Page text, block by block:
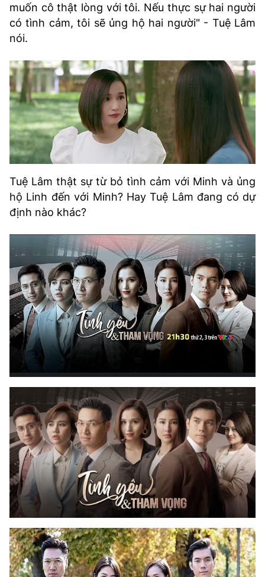
muốn cô thật lòng với tôi. Nếu thực sự hai người
có tình cảm, tôi sẽ ủng hộ hai người" - Tuệ Lâm
nói.
Tuệ Lâm thật sự từ bỏ tình cảm với Minh và ủng
hộ Linh đến với Minh? Hay Tuệ Lâm đang có dự
định nào khác?